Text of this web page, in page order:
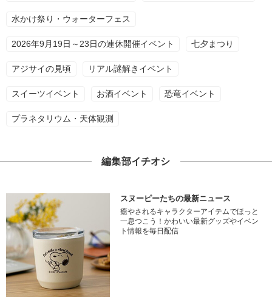
水かけ祭り・ウォーターフェス
2026年9月19日～23日の連休開催イベント 七夕まつり
アジサイの見頃 リアル謎解きイベント
スイーツイベント お酒イベント 恐竜イベント
プラネタリウム・天体観測
編集部イチオシ
スヌーピーたちの最新ニュース
癒やされるキャラクターアイテムでほっと
一息つこう！かわいい最新グッズやイベン
ト情報を毎日配信